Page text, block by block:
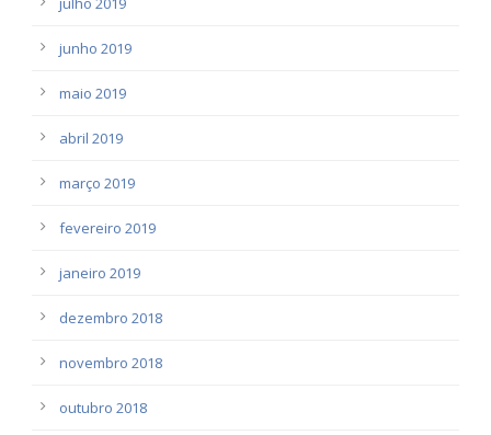
junho 2019
maio 2019
abril 2019
março 2019
fevereiro 2019
janeiro 2019
dezembro 2018
novembro 2018
outubro 2018